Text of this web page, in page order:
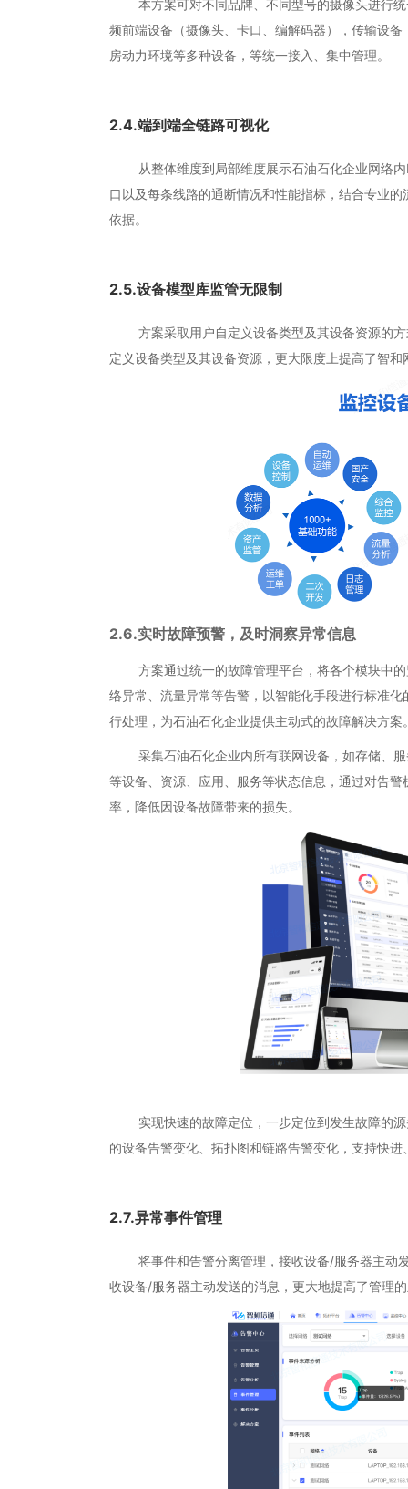
本方案可对不同品牌、不同型号的摄像头进行统
频前端设备（摄像头、卡口、编解码器），传输设
房动力环境等多种设备，等统一接入、集中管理。
2.4.端到端全链路可视化
从整体维度到局部维度展示石油石化企业网络内
口以及每条线路的通断情况和性能指标，结合专业
依据。
2.5.设备模型库监管无限制
方案采取用户自定义设备类型及其设备资源的方
定义设备类型及其设备资源，更大限度上提高了智
2.6.实时故障预警，及时洞察异常信息
方案通过统一的故障管理平台，将各个模块中的
络异常、流量异常等告警，以智能化手段进行标准
行处理，为石油石化企业提供主动式的故障解决方案
采集石油石化企业内所有联网设备，如存储、服
等设备、资源、应用、服务等状态信息，通过对告
率，降低因设备故障带来的损失。
实现快速的故障定位，一步定位到发生故障的源
的设备告警变化、拓扑图和链路告警变化，支持快进
2.7.异常事件管理
将事件和告警分离管理，接收设备/服务器主动发
收设备/服务器主动发送的消息，更大地提高了管理